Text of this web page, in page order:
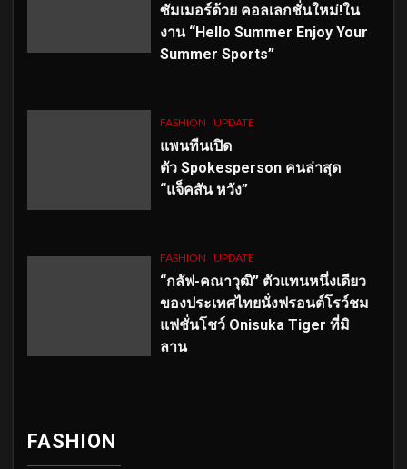
ซัมเมอร์ด้วย คอลเลกชั่นใหม่!ใน
งาน “Hello Summer Enjoy Your
Summer Sports”
FASHION UPDATE
แพนทีนเปิด
ตัว Spokesperson คนล่าสุด
“แจ็คสัน หวัง”
FASHION UPDATE
“กลัฟ-คณาวุฒิ” ตัวแทนหนึ่งเดียว
ของประเทศไทยนั่งฟรอนต์โรว์ชม
แฟชั่นโชว์ Onisuka Tiger ที่มิ
ลาน
FASHION